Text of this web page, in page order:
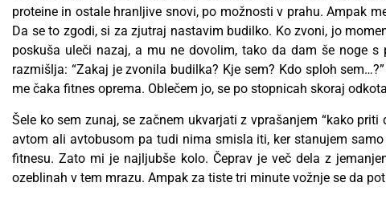
proteine in ostale hranljive snovi, po možnosti v prahu. Ampak
Da se to zgodi, si za zjutraj nastavim budilko. Ko zvoni, jo
poskuša uleči nazaj, a mu ne dovolim, tako da dam še noge
razmišlja: “Zakaj je zvonila budilka? Kje sem? Kdo sploh
me čaka fitnes oprema. Oblečem jo, se po stopnicah skoraj
Šele ko sem zunaj, se začnem ukvarjati z vprašanjem “kako
avtom ali avtobusom pa tudi nima smisla iti, ker stanujem
fitnesu. Zato mi je najljubše kolo. Čeprav je več dela z
ozeblinah v tem mrazu. Ampak za tiste tri minute vožnje se da